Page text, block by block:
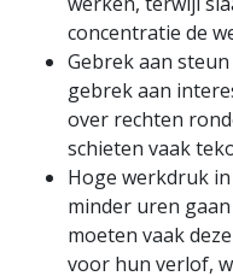
concentratie de
Gebrek aan
gebrek aan
over rechten
schieten vaak
Hoge werkdruk
minder uren
moeten vaak
voor hun verlof,